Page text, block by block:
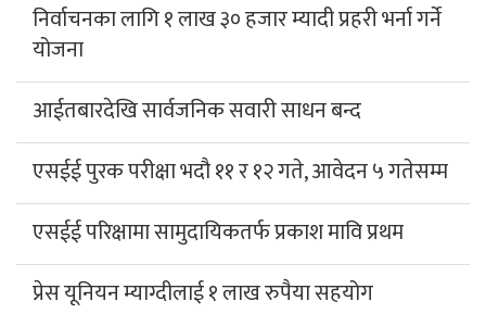
निर्वाचनका लागि १ लाख ३० हजार म्यादी प्रहरी भर्ना गर्ने
योजना
आईतबारदेखि सार्वजनिक सवारी साधन बन्द
एसईई पुरक परीक्षा भदौ ११ र १२ गते, आवेदन ५ गतेसम्म
एसईई परिक्षामा सामुदायिकतर्फ प्रकाश मावि प्रथम
प्रेस यूनियन म्याग्दीलाई १ लाख रुपैया सहयोग